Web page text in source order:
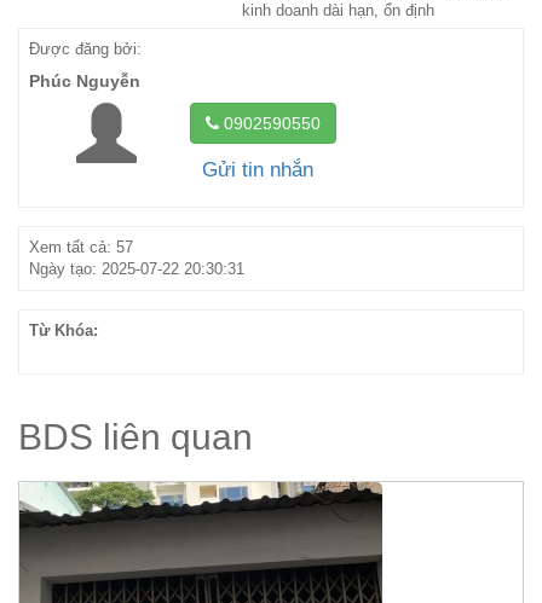
kinh doanh dài hạn, ổn định
Được đăng bởi:
Phúc Nguyễn
0902590550
Gửi tin nhắn
Xem tất cả: 57
Ngày tạo: 2025-07-22 20:30:31
Từ Khóa:
BDS liên quan